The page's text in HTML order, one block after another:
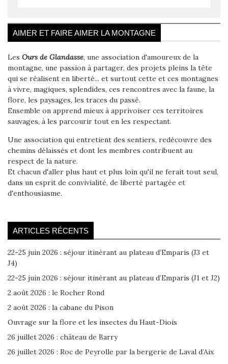
AIMER ET FAIRE AIMER LA MONTAGNE
Les Ours de Glandasse, une association d'amoureux de la
montagne, une passion à partager, des projets pleins la tête
qui se réalisent en liberté... et surtout cette et ces montagnes
à vivre, magiques, splendides, ces rencontres avec la faune, la
flore, les paysages, les traces du passé.
Ensemble on apprend mieux à apprivoiser ces territoires
sauvages, à les parcourir tout en les respectant.
Une association qui entretient des sentiers, redécouvre des
chemins délaissés et dont les membres contribuent au
respect de la nature.
Et chacun d'aller plus haut et plus loin qu'il ne ferait tout seul,
dans un esprit de convivialité, de liberté partagée et
d'enthousiasme.
ARTICLES RÉCENTS
22-25 juin 2026 : séjour itinérant au plateau d’Emparis (J3 et
J4)
22-25 juin 2026 : séjour itinérant au plateau d’Emparis (J1 et J2)
2 août 2026 : le Rocher Rond
2 août 2026 : la cabane du Pison
Ouvrage sur la flore et les insectes du Haut-Diois
26 juillet 2026 : château de Barry
26 juillet 2026 : Roc de Peyrolle par la bergerie de Laval d’Aix